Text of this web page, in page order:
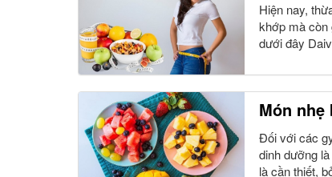
Hiện nay,
khớp mà còn
dưới đây
Món
Đối với các
dinh dưỡng
là cần thiết,